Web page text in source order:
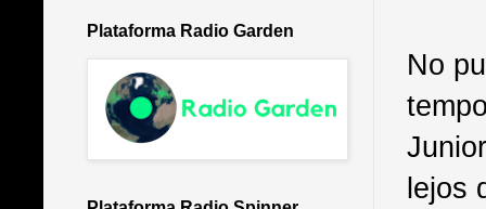
No
lejos
Plataforma Radio Garden